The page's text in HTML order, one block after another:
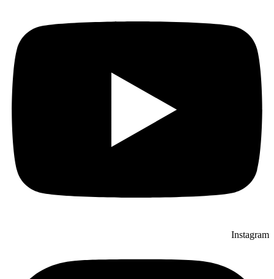
Instagram